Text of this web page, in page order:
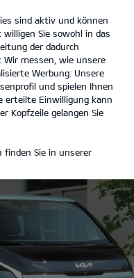
GmbH
sind aktiv und können
Sie sowohl in das
der dadurch
Wir messen, wie unsere
Werbung: Unsere
und spielen Ihnen
erteilte Einwilligung kann
Kopfzeile gelangen Sie
finden Sie in unserer